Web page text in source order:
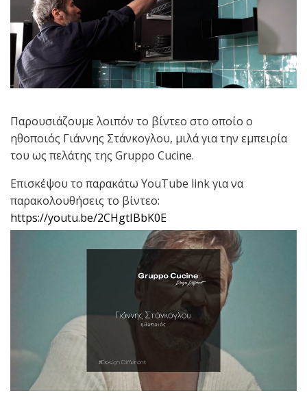
Παρουσιάζουμε λοιπόν το βίντεο στο οποίο ο
ηθοποιός Γιάννης Στάνκογλου, μιλά για την εμπειρία
του ως πελάτης της Gruppo Cucine.
Επισκέψου το παρακάτω YouTube link για να
παρακολουθήσεις το βίντεο:
https://youtu.be/2CHgtIBbK0E